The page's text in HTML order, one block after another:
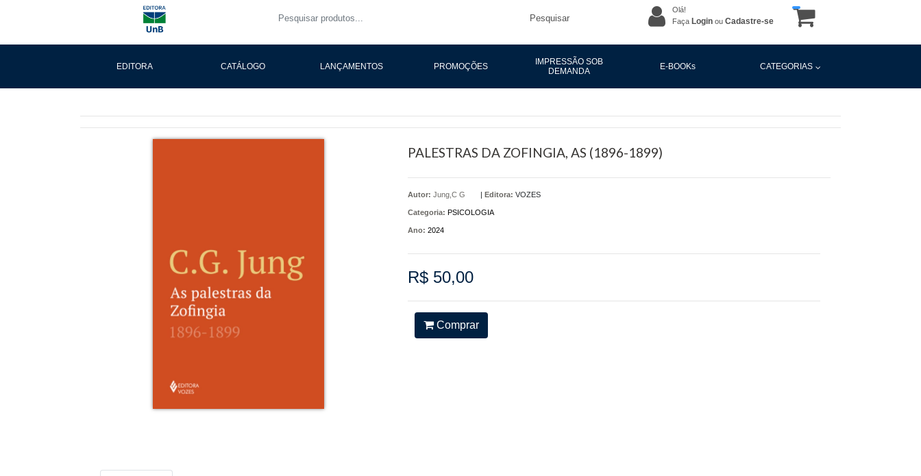
Pesquisar
Olá!
Faça Login ou Cadastre-se
EDITORA CATÁLOGO LANÇAMENTOS PROMOÇÕES
IMPRESSÃO SOB
DEMANDA
E-BOOKs CATEGORIAS
PALESTRAS DA ZOFINGIA, AS (1896-1899)
Autor: Jung,C G | Editora: VOZES
Categoria: PSICOLOGIA
Ano: 2024
R$ 50,00
Comprar